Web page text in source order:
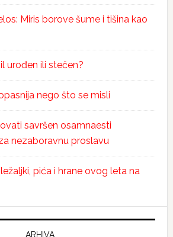
Miris borove šume i tišina kao
urođen ili stečen?
nego što se misli
savršen osamnaesti
nezaboravnu proslavu
pića i hrane ovog leta na
ARHIVA